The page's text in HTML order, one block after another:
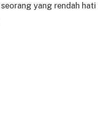
yang rendah